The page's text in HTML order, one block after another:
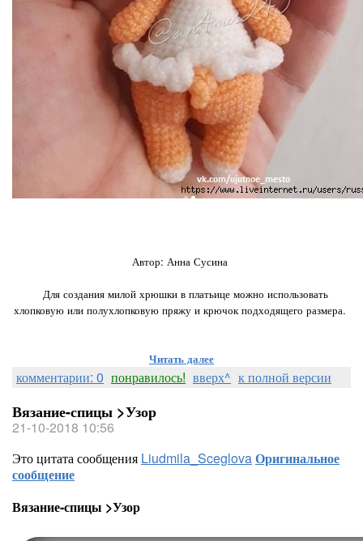
Автор: Анна Сусина
⠀Для создания милой хрюшки в платьице можно использовать
хлопковую или полухлопковую пряжу и крючок подходящего размера.
Читать далее
комментарии: 0 понравилось! вверх^ к полной версии
Вязание-спицы >Узор
21-10-2018 10:56
Это цитата сообщения Liudmila_SceglovaОригинальное
сообщение
Вязание-спицы >Узор